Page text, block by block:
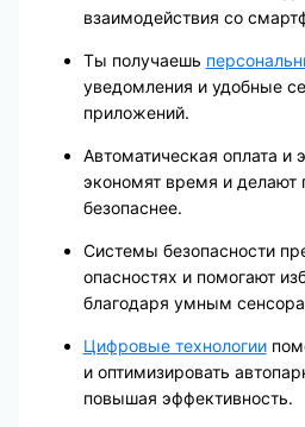
взаимодействия со
Ты получаешь
уведомления и удобные
приложений.
Автоматическая оплата и
экономят время и делают
безопаснее.
Системы безопасности
опасностях и помогают
благодаря умным
Цифровые технологии
и оптимизировать
повышая эффективность.